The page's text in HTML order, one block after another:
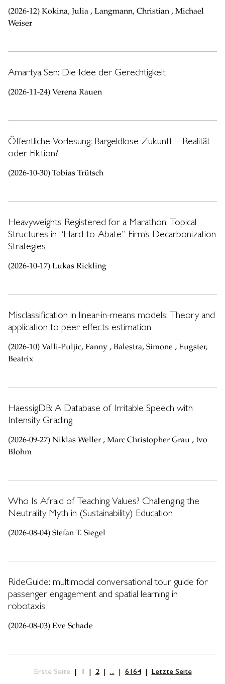
(2026-12) Kokina, Julia , Langmann, Christian , Michael
Weiser
Amartya Sen: Die Idee der Gerechtigkeit
(2026-11-24) Verena Rauen
Öffentliche Vorlesung: Bargeldlose Zukunft – Realität
oder Fiktion?
(2026-10-30) Tobias Trütsch
Heavyweights Registered for a Marathon: Topical
Structures in “Hard-to-Abate” Firm’s Decarbonization
Strategies
(2026-10-17) Lukas Rickling
Misclassification in linear-in-means models: Theory and
application to peer effects estimation
(2026-10) Valli-Puljic, Fanny , Balestra, Simone , Eugster,
Beatrix
HaessigDB: A Database of Irritable Speech with
Intensity Grading
(2026-09-27) Niklas Weller , Marc Christopher Grau , Ivo
Blohm
Who Is Afraid of Teaching Values? Challenging the
Neutrality Myth in (Sustainability) Education
(2026-08-04) Stefan T. Siegel
RideGuide: multimodal conversational tour guide for
passenger engagement and spatial learning in
robotaxis
(2026-08-03) Eve Schade
Erste Seite 1 2 ... 6164 Letzte Seite